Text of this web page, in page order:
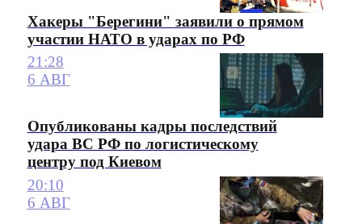
Хакеры "Берегини" заявили о прямом
участии НАТО в ударах по РФ
21:28
6 АВГ
Опубликованы кадры последствий
удара ВС РФ по логистическому
центру под Киевом
20:10
6 АВГ